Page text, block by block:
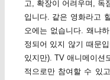
고, 확장이 어려우며, 독
입니다. 같은 영화라고
오에는 없습니다. 왜냐
정되어 있지 않기 때문
있지만). TV 애니메이션
적으로만 참여할 수 있